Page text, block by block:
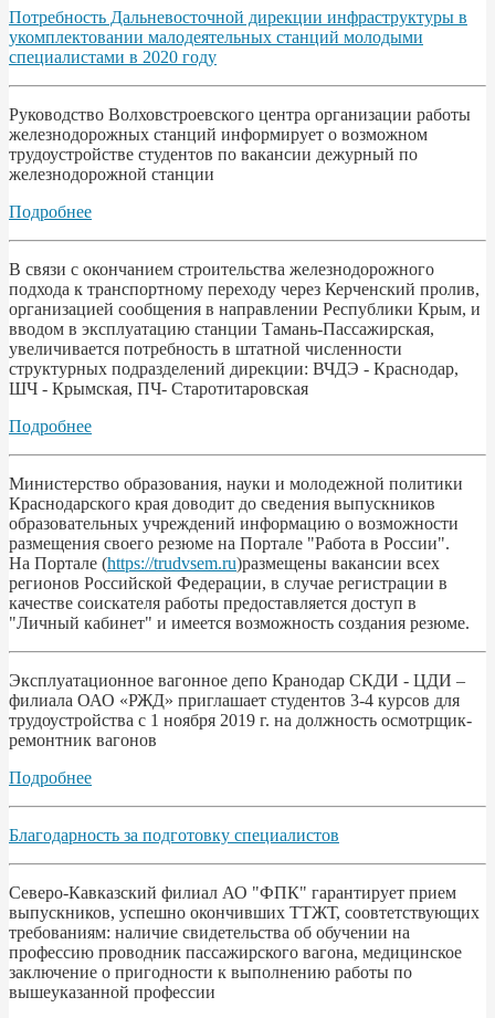
Потребность Дальневосточной дирекции инфраструктуры в
укомплектовании малодеятельных станций молодыми
специалистами в 2020 году
Руководство Волховстроевского центра организации работы
железнодорожных станций информирует о возможном
трудоустройстве студентов по вакансии дежурный по
железнодорожной станции
Подробнее
В связи с окончанием строительства железнодорожного
подхода к транспортному переходу через Керченский пролив,
организацией сообщения в направлении Республики Крым, и
вводом в эксплуатацию станции Тамань-Пассажирская,
увеличивается потребность в штатной численности
структурных подразделений дирекции: ВЧДЭ - Краснодар,
ШЧ - Крымская, ПЧ- Старотитаровская
Подробнее
Министерство образования, науки и молодежной политики
Краснодарского края доводит до сведения выпускников
образовательных учреждений информацию о возможности
размещения своего резюме на Портале "Работа в России".
На Портале (https://trudvsem.ru)размещены вакансии всех
регионов Российской Федерации, в случае регистрации в
качестве соискателя работы предоставляется доступ в
"Личный кабинет" и имеется возможность создания резюме.
Эксплуатационное вагонное депо Кранодар СКДИ - ЦДИ –
филиала ОАО «РЖД» приглашает студентов 3-4 курсов для
трудоустройства с 1 ноября 2019 г. на должность осмотрщик-
ремонтник вагонов
Подробнее
Благодарность за подготовку специалистов
Северо-Кавказский филиал АО "ФПК" гарантирует прием
выпускников, успешно окончивших ТТЖТ, соовтетствующих
требованиям: наличие свидетельства об обучении на
профессию проводник пассажирского вагона, медицинское
заключение о пригодности к выполнению работы по
вышеуказанной профессии